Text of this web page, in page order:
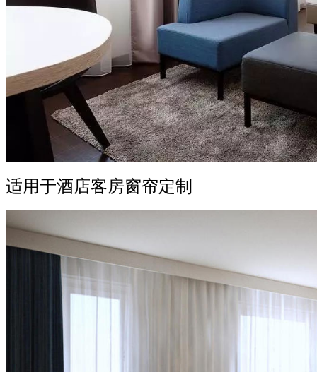
适用于酒店客房窗帘定制